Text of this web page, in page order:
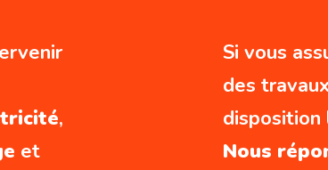
,
et
Si vous
des
disposition
Nous